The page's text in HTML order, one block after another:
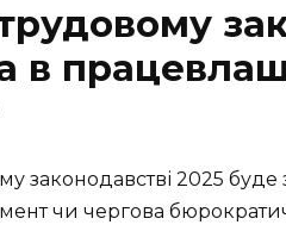
в
законодавстві 2025
чи чергова